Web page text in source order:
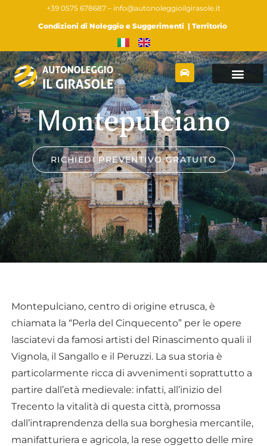
+39 0575 678687 – info@autonoleggioilgirasole.it
Condizioni di Noleggio e Suggerimenti | Territorio
Montepulciano
RICHIEDI PREVENTIVO GRATUITO
Montepulciano, centro di origine etrusca, è
chiamata la “Perla del Cinquecento” per le opere
lasciatevi da famosi artisti del Rinascimento quali il
Vignola, il Sangallo e il Peruzzi. La sua storia è
particolarmente ricca di avvenimenti soprattutto a
partire dall’età medievale: infatti, all’inizio del
Trecento la vitalità di questa città, promossa
dall’intraprendenza della sua borghesia mercantile,
manifatturiera e agricola, la rese oggetto delle mire